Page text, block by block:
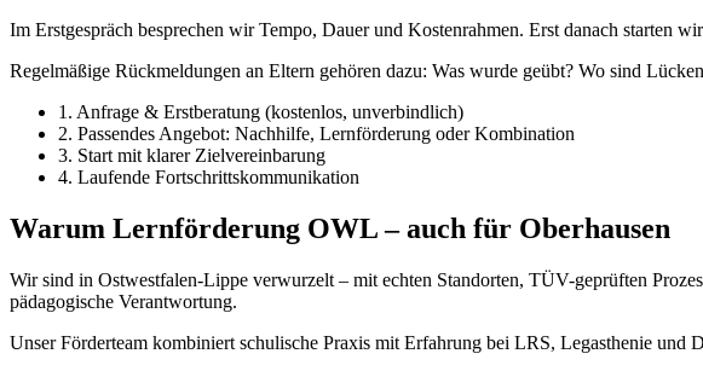
Im Erstgespräch besprechen wir Tempo, Dauer und Kostenrahmen. Erst danach starten
Regelmäßige Rückmeldungen an Eltern gehören dazu: Was wurde geübt? Wo sind
1. Anfrage & Erstberatung (kostenlos, unverbindlich)
2. Passendes Angebot: Nachhilfe, Lernförderung oder Kombination
3. Start mit klarer Zielvereinbarung
4. Laufende Fortschrittskommunikation
Warum Lernförderung OWL – auch für Oberhausen
Wir sind in Ostwestfalen-Lippe verwurzelt – mit echten Standorten, TÜV-geprüften
pädagogische Verantwortung.
Unser Förderteam kombiniert schulische Praxis mit Erfahrung bei LRS, Legasthenie